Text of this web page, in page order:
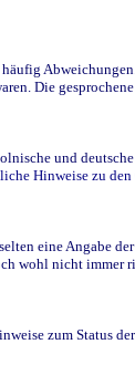
Die
und
Hinweise zu
eine Angabe
wohl nicht immer
zum Status